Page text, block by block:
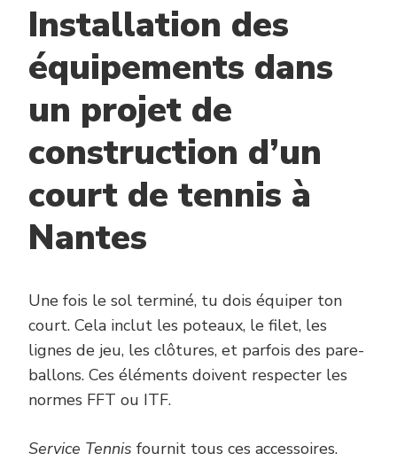
Installation des
équipements dans
un projet de
construction d’un
court de tennis à
Nantes
Une fois le sol terminé, tu dois équiper ton
court. Cela inclut les poteaux, le filet, les
lignes de jeu, les clôtures, et parfois des pare-
ballons. Ces éléments doivent respecter les
normes FFT ou ITF.
Service Tennis fournit tous ces accessoires.